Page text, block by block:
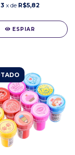
3 x de R$5,82
ESPIAR